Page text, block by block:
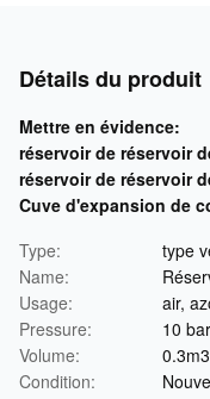
Détails du produit
Mettre en évidence:
réservoir de réservoir
réservoir de réservoir
Cuve d'expansion de
Type:
type
Name:
Usage:
air,
Pressure:
10
Volume:
Condition: